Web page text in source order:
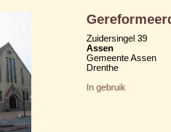
Zuidersingel 39
Assen
Gemeente Assen
Drenthe
In gebruik